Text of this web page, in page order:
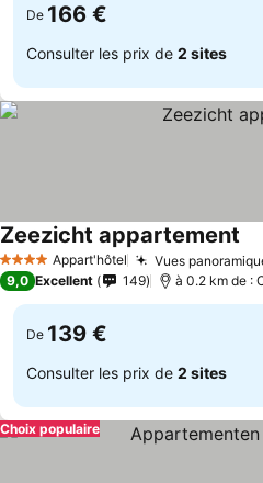
De 166 €
Consulter les prix de 2 sites
4 Étoiles Appart'hôtel Vues
Zeezicht appartement
9,0 Excellent 149 à 0.2 km de :
De 139 €
Consulter les prix de 2 sites
Choix populaire